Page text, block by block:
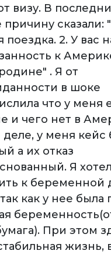
визу. В
причину сказали:
поездка. 2. У вас
к
. Я от
в шоке
что у меня
и чего нет в
у меня кейс
а их отказ
Я
к беременной
как у нее была
При этом
жизнь,